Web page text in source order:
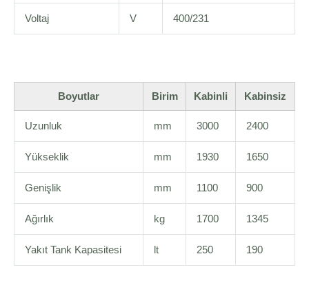
Voltaj V 400/231
Boyutlar Birim Kabinli Kabinsiz
Uzunluk mm 3000 2400
Yükseklik mm 1930 1650
Genişlik mm 1100 900
Ağırlık kg 1700 1345
Yakıt Tank Kapasitesi lt 250 190